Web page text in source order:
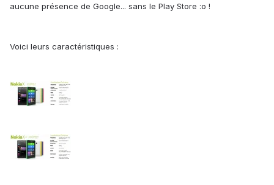
aucune présence de Google... sans le Play Store :o !
Voici leurs caractéristiques :